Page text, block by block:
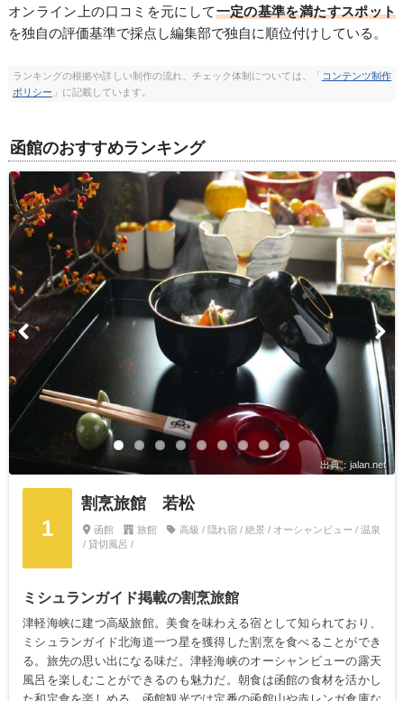
オンライン上の口コミを元にして一定の基準を満たすスポット
を独自の評価基準で採点し編集部で独自に順位付けしている。
ランキングの根拠や詳しい制作の流れ、チェック体制については、「 コンテンツ制作
ポリシー 」に記載しています。
函館のおすすめランキング
出典：jalan.net
1
割烹旅館 若松
函館 旅館
高級 / 隠れ宿 / 絶景 / オーシャンビュー / 温泉
/ 貸切風呂 /
ミシュランガイド掲載の割烹旅館
津軽海峡に建つ高級旅館。美食を味わえる宿として知られており、
ミシュランガイド北海道一つ星を獲得した割烹を食べることができ
る。旅先の思い出になる味だ。津軽海峡のオーシャンビューの露天
風呂を楽しむことができるのも魅力だ。朝食は函館の食材を活かし